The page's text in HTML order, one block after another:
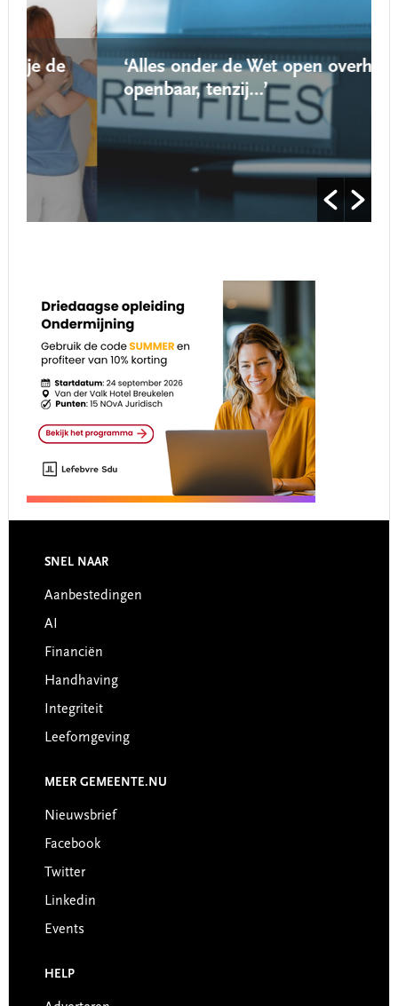
‘Alles onder de Wet open overheid is
openbaar, tenzij…’
Footer
SNEL NAAR
Aanbestedingen
AI
Financiën
Handhaving
Integriteit
Leefomgeving
MEER GEMEENTE.NU
Nieuwsbrief
Facebook
Twitter
Linkedin
Events
HELP